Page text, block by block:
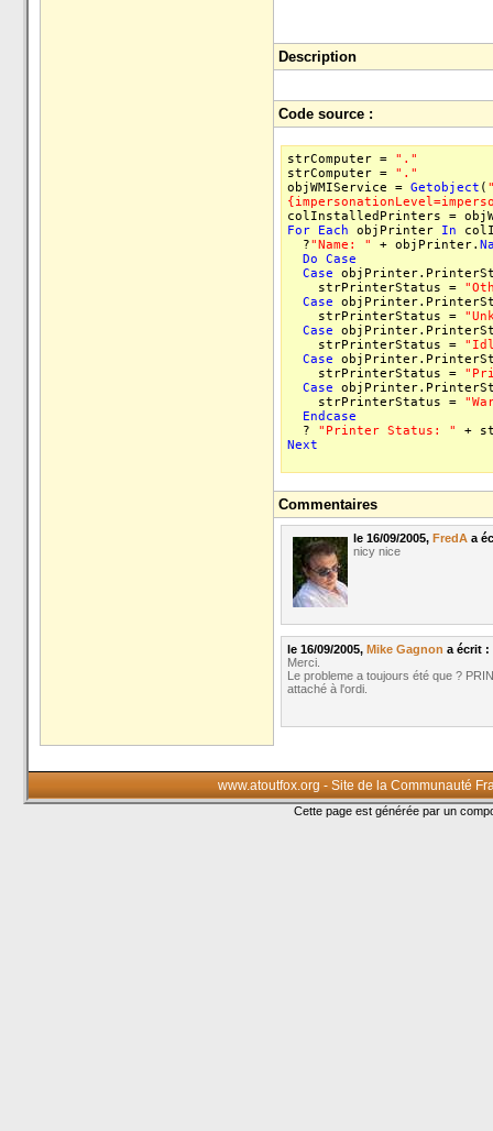
Description
Code source :
strComputer =
"."
strComputer =
"."
objWMIService = Getobject (
colInstalledPrinters =
For
Each objPrinter In
?"Name: " + objPrinter.
Do
Case
Case
strPrinterStatus =
Case
strPrinterStatus =
Case
strPrinterStatus =
Case
strPrinterStatus =
Case
strPrinterStatus =
Endcase
?
"Printer Status: "
+
Next
Commentaires
le 16/09/2005, FredAa
nicy nice
le 16/09/2005, Mike Gagnon a écrit :
Merci.
Le probleme a toujours été que ?
attaché à l'ordi.
www.atoutfox.org - Site de la Communauté
Cette page est générée par un